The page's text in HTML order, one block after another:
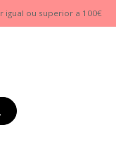
igual ou superior a 100€